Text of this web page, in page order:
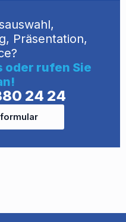
Präsentation,
oder rufen Sie
24 24